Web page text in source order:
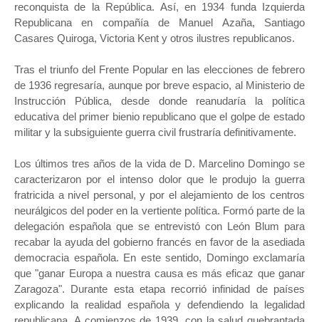
reconquista de la República. Así, en 1934 funda Izquierda
Republicana en compañía de Manuel Azaña, Santiago
Casares Quiroga, Victoria Kent y otros ilustres republicanos.
Tras el triunfo del Frente Popular en las elecciones de febrero
de 1936 regresaría, aunque por breve espacio, al Ministerio de
Instrucción Pública, desde donde reanudaría la política
educativa del primer bienio republicano que el golpe de estado
militar y la subsiguiente guerra civil frustraría definitivamente.
Los últimos tres años de la vida de D. Marcelino Domingo se
caracterizaron por el intenso dolor que le produjo la guerra
fratricida a nivel personal, y por el alejamiento de los centros
neurálgicos del poder en la vertiente política. Formó parte de la
delegación española que se entrevistó con León Blum para
recabar la ayuda del gobierno francés en favor de la asediada
democracia española. En este sentido, Domingo exclamaría
que "ganar Europa a nuestra causa es más eficaz que ganar
Zaragoza". Durante esta etapa recorrió infinidad de países
explicando la realidad española y defendiendo la legalidad